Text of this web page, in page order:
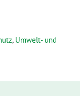
, Umwelt- und